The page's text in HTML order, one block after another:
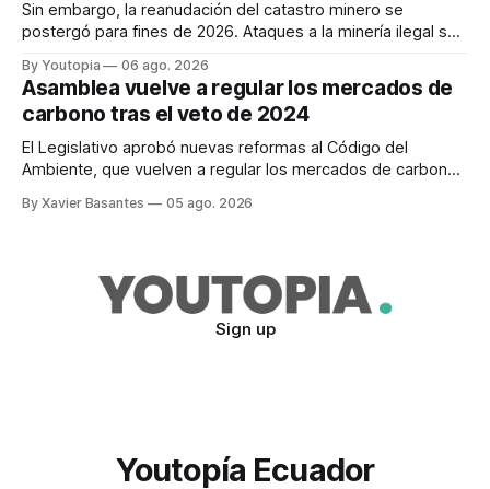
Sin embargo, la reanudación del catastro minero se
postergó para fines de 2026. Ataques a la minería ilegal se
By Youtopia 06 ago. 2026
Asamblea vuelve a regular los mercados de
carbono tras el veto de 2024
El Legislativo aprobó nuevas reformas al Código del
Ambiente, que vuelven a regular los mercados de carbono,
By Xavier Basantes 05 ago. 2026
Sign up
Youtopía Ecuador